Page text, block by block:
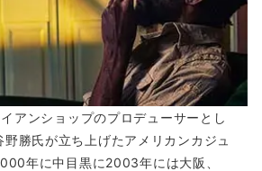
アンショップのプロデューサーとし
勝氏が立ち上げたアメリカンカジュ
年に中目黒に2003年には大阪、